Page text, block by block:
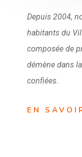
Depuis 2004,
habitants du
composée de
démène dans
confiées.
EN